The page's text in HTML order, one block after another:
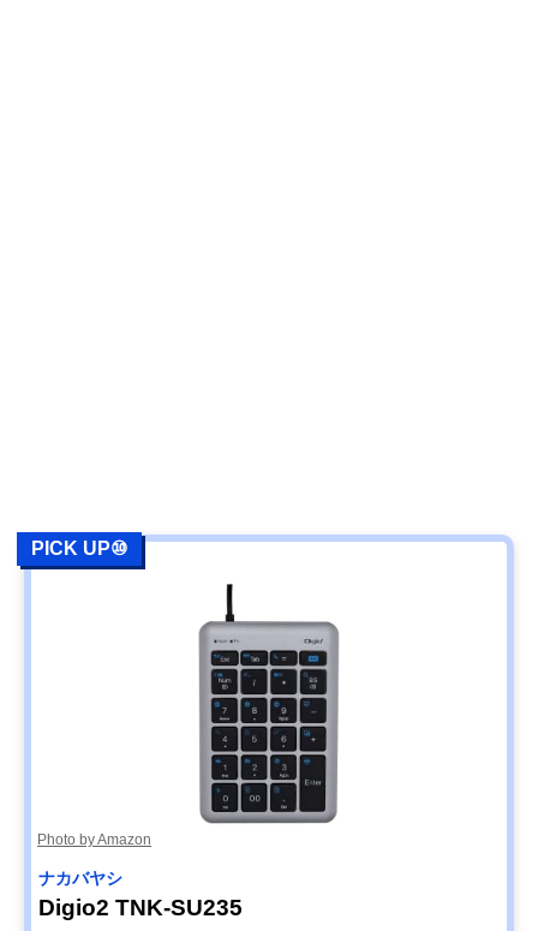
PICK UP⑩
Photo by Amazon
ナカバヤシ
Digio2 TNK-SU235